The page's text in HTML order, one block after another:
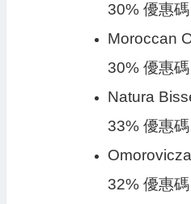
30% 優惠
Moroccan
30% 優惠
Natura
33% 優惠
32% 優惠